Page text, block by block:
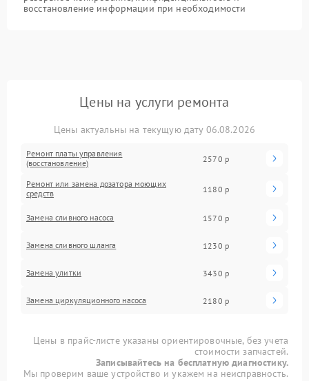
восстановление информации при необходимости
Цены на услуги ремонта
Цены актуальны на текущую дату 06.08.2026
Ремонт платы управления
(восстановление)
2570 р
Ремонт или замена дозатора моющих
средств
1180 р
Замена сливного насоса 1570 р
Замена сливного шланга 1230 р
Замена улитки 3430 р
Замена циркуляционного насоса 2180 р
Цены в прайс-листе указаны ориентировочные, без учета
стоимости запчастей.
Записывайтесь на бесплатную диагностику.
Мы проверим ваше устройство и укажем на неисправность.